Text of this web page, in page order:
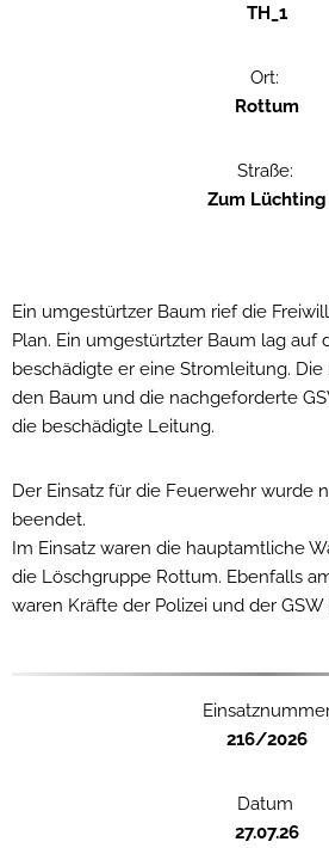
TH_1
Ort:
Rottum
Straße:
Zum Lüchting
Ein umgestürtzer Baum rief die
Plan. Ein umgestürtzter Baum lag auf
beschädigte er eine Stromleitung.
den Baum und die nachgeforderte
die beschädigte Leitung.
Der Einsatz für die Feuerwehr wurde
beendet.
Im Einsatz waren die hauptamtliche
die Löschgruppe Rottum. Ebenfalls
waren Kräfte der Polizei und der GSW
216/2026
Datum
27.07.26